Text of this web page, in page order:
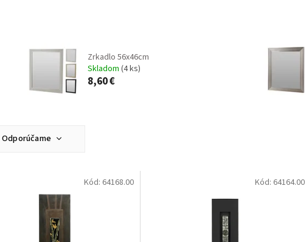
Zrkadlo 56x46cm
Skladom(4 ks)
8,60 €
Odporúčame
Najpredávanejšie
Kód: 64168.00 Kód: 64164.00